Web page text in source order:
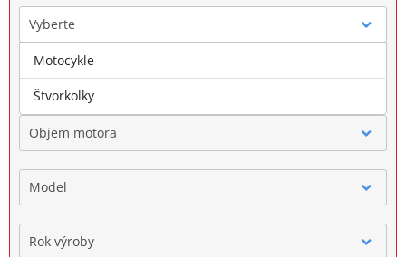
Vyberte
Značka
Objem motora
Model
Rok výroby
Motocykle
Štvorkolky